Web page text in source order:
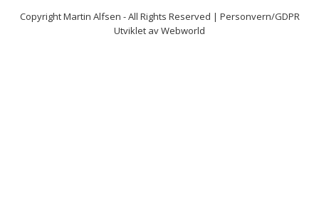
CopyrightMartin Alfsen - All Rights Reserved | Personvern/GDPR
Utviklet avWebworld